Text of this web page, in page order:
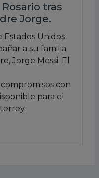
tras
Jorge.
Estados Unidos
a su familia
Jorge Messi. El
con
para el